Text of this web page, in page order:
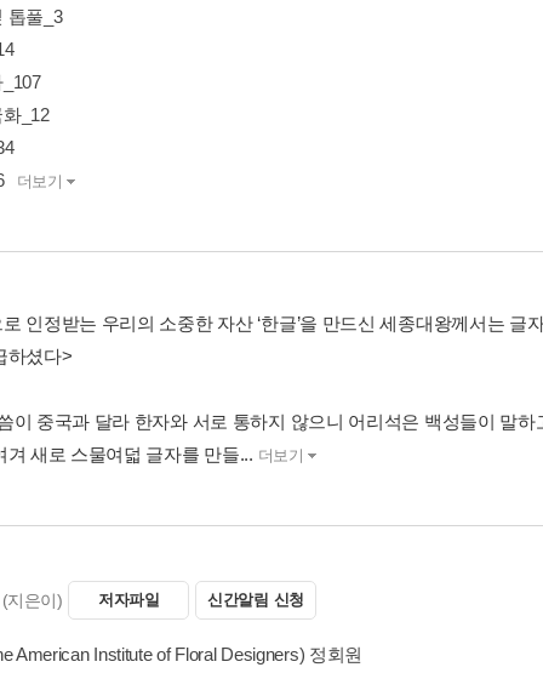
톱풀_3
_12
더보기
인정받는 우리의 소중한 자산 ‘한글’을 만드신 세종대왕께서는
하셨다>
이 중국과 달라 한자와 서로 통하지 않으니 어리석은 백성들이 말
겨 새로 스물여덟 글자를 만들... 더보기
(지은이) 저자파일 신간알림 신청
American Institute of Floral Designers) 정회원